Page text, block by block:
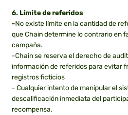
6. Límite de referidos
-No existe límite en la cantidad de
que Chain determine lo contrario en
campaña.
-Chain se reserva el derecho de
información de referidos para evitar
registros ficticios
- Cualquier intento de manipular el
descalificación inmediata del
recompensa.